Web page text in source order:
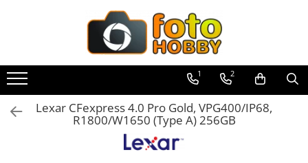
Aparate Foto
Aparate Foto Mirrorless
Aparate Foto DSLR
1 2
Lexar CFexpress 4.0 Pro Gold, VPG400/IP68,
R1800/W1650 (Type A) 256GB